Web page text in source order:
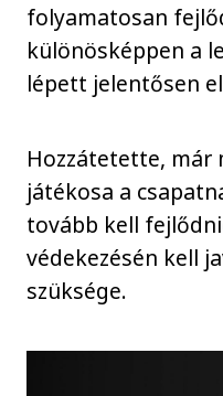
folyamatosan
különösképpen a
lépett jelentősen
Hozzátetette,
játékosa a
tovább kell
védekezésén kell
szüksége.